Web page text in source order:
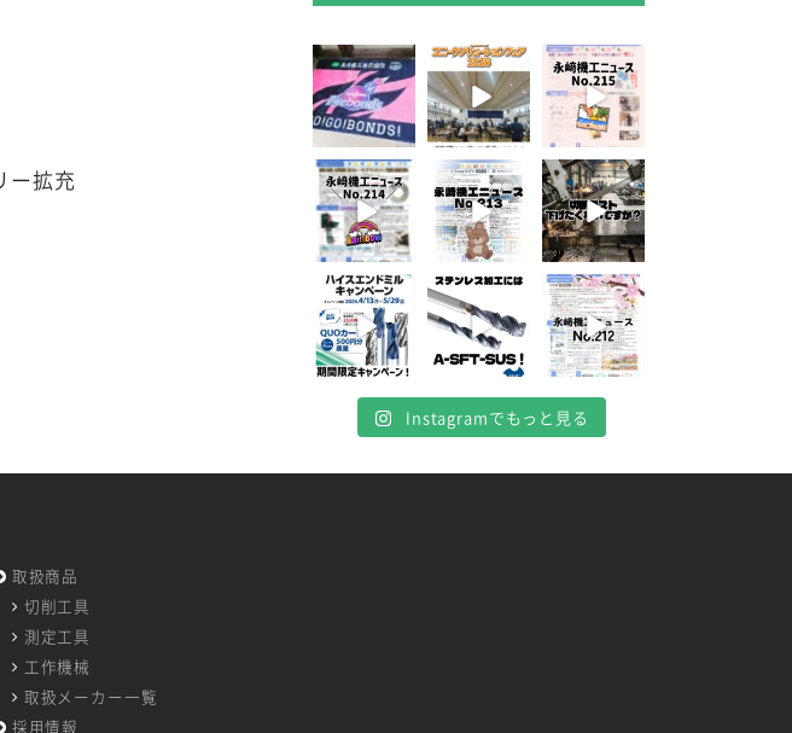
ー拡充
7月 28
7 0
7月 27
6 0
7月 3
5 0
6月 3
8 0
5月 13
5 0
4月 20
10
0
4月 16
10
0
4月 13
7
4月 8
5 0
Instagramでもっと見る
取扱商品
切削工具
測定工具
工作機械
取扱メーカー一覧
採用情報